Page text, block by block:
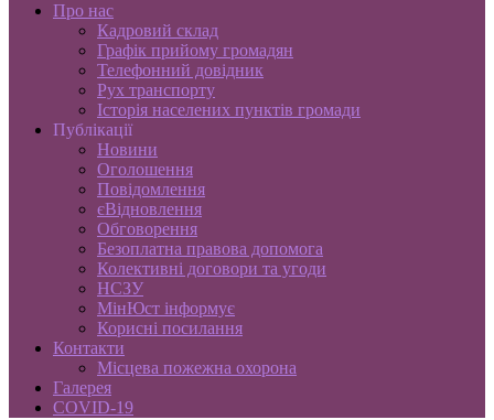
Про нас
Кадровий склад
Графік прийому громадян
Телефонний довідник
Рух транспорту
Історія населених пунктів громади
Публікації
Новини
Оголошення
Повідомлення
єВідновлення
Обговорення
Безоплатна правова допомога
Колективні договори та угоди
НСЗУ
МінЮст інформує
Корисні посилання
Контакти
Місцева пожежна охорона
Галерея
COVID-19